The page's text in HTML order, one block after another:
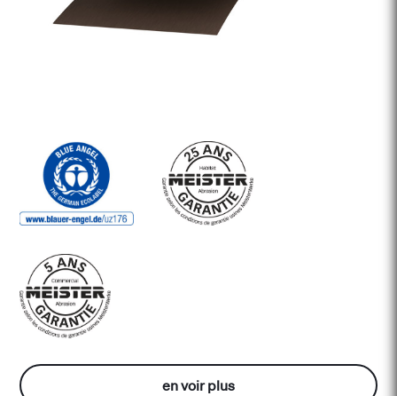
en voir plus